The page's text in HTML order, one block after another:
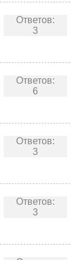
Ответов:
3
Ответов:
6
Ответов:
3
Ответов:
3